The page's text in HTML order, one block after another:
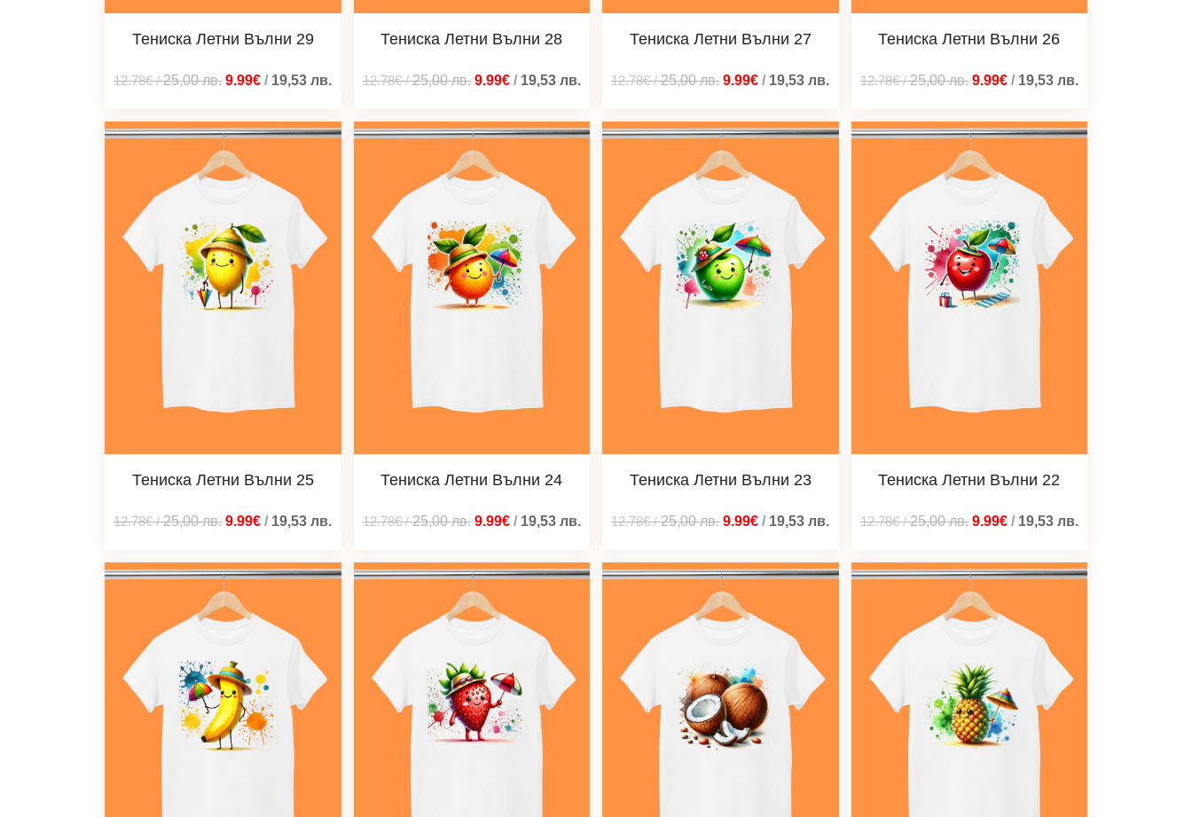
Тениска Летни Вълни 29
12.78€/25,00лв. 9.99€ / 19,53лв.
Тениска Летни Вълни 28
12.78€/25,00лв. 9.99€/ 19,53 лв.
Тениска Летни Вълни 27
12.78€/25,00лв. 9.99€ / 19,53лв.
Тениска Летни Вълни 26
12.78€/25,00лв. 9.99€/ 19,53 лв.
Тениска Летни Вълни 25
12.78€/25,00лв. 9.99€ / 19,53лв.
Тениска Летни Вълни 24
12.78€/25,00лв. 9.99€/ 19,53 лв.
Тениска Летни Вълни 23
12.78€/25,00лв. 9.99€ / 19,53лв.
Тениска Летни Вълни 22
12.78€/25,00лв. 9.99€/ 19,53 лв.